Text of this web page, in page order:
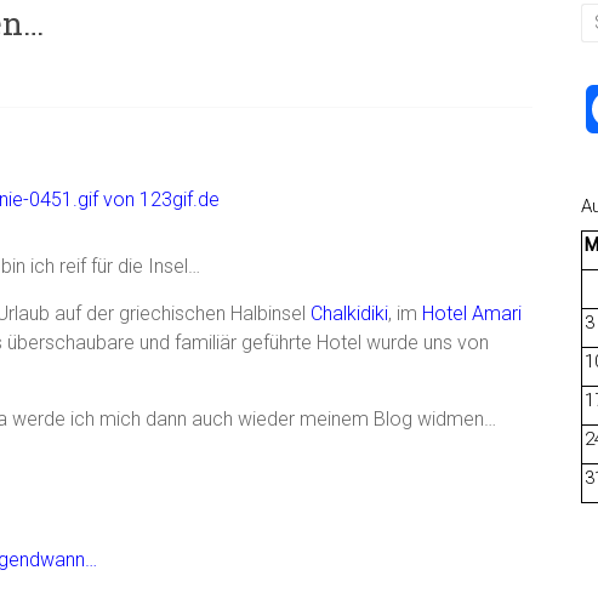
ich reif für die Insel…
auf der griechischen Halbinsel Chalkidiki, im Hotel Amari
überschaubare und familiär geführte Hotel wurde uns von
ich mich dann auch wieder meinem Blog widmen…
M
3